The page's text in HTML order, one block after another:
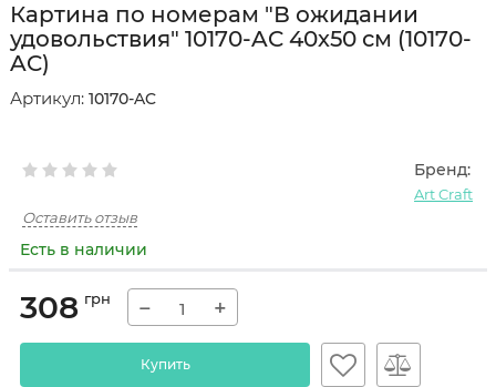
Картина по номерам "В ожидании
удовольствия" 10170-AC 40х50 см (10170-
AC)
Артикул: 10170-AC
Бренд:
Art Craft
Оставить отзыв
Есть в наличии
308 грн − +
Купить